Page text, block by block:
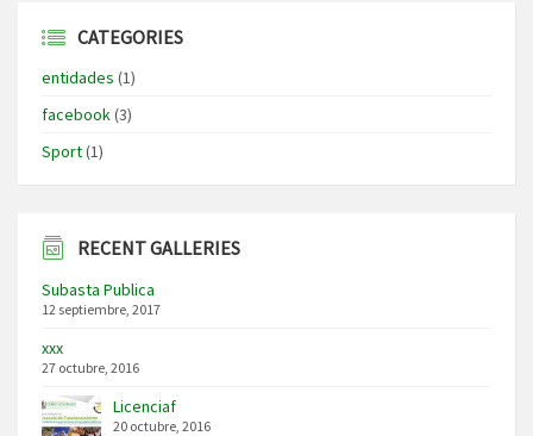
CATEGORIES
entidades (1)
facebook(3)
Sport(1)
RECENT GALLERIES
Subasta Publica
12 septiembre, 2017
xxx
27 octubre, 2016
Licenciaf
20 octubre, 2016